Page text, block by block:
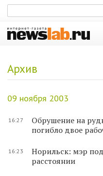
Архив
09 ноября 2003
16:27
Обрушение на
погибло двое
16:23
Норильск: мэр
расстоянии